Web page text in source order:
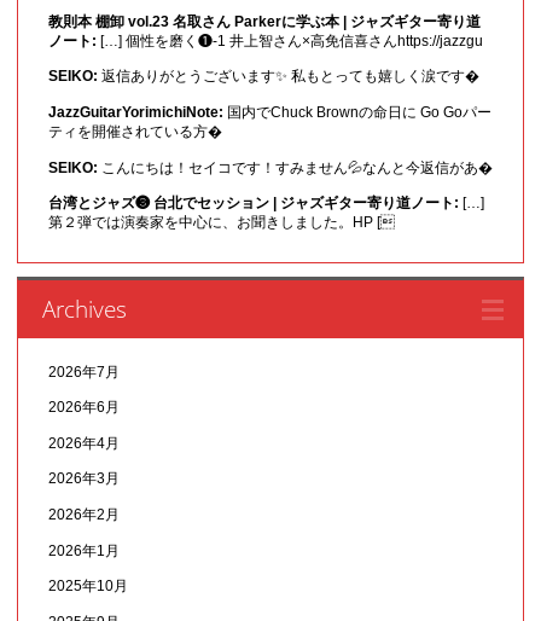
教則本 棚卸 vol.23 名取さん Parkerに学ぶ本 | ジャズギター寄り道
ノート: […] 個性を磨く❶-1 井上智さん×高免信喜さんhttps://jazzgu
SEIKO: 返信ありがとうございます✨ 私もとっても嬉しく涙です�
JazzGuitarYorimichiNote: 国内でChuck Brownの命日に Go Goパー
ティを開催されている方�
SEIKO: こんにちは！セイコです！すみません💦なんと今返信があ�
台湾とジャズ❸ 台北でセッション | ジャズギター寄り道ノート: […]
第２弾では演奏家を中心に、お聞きしました。HP [
Archives
2026年7月
2026年6月
2026年4月
2026年3月
2026年2月
2026年1月
2025年10月